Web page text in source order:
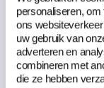
personaliseren,
ons
uw gebruik van
adverteren en
combineren met
die ze hebben
Een echte
Haar talent zit in
het bedenken
niets dat ze
ervaring